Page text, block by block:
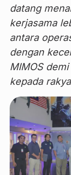
datang
kerjasama
antara
dengan
MIMOS
kepada